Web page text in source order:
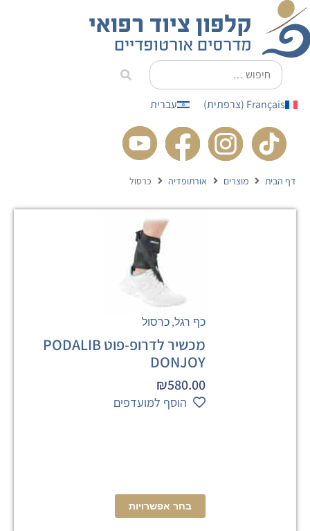
לתוכן
Français
(צרפתית) עברית
דף הבית מוצרים אורתופדיה כרסול
כף רגל, כרסול
מכשיר לדרופ-פוט PODALIB
DONJOY
₪580.00
הוסף למועדפים
בחר אפשרויות